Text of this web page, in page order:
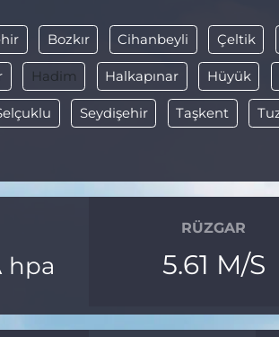
Bozkır Cihanbeyli Çeltik
Hadim Halkapınar Hüyük
Seydişehir Taşkent
hpa
RÜZGAR
5.61 M/S